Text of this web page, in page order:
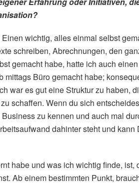
wichtig, alles einmal selbst
schreiben, Abrechnungen, den
gemacht habe, hatte ich auch
mittags Büro gemacht habe;
war es gut eine Struktur zu haben,
schaffen. Wenn du sich
zu kennen und auch mal
dahinter steht und
habe und was ich wichtig finde,
Ab einem bestimmten Punkt,